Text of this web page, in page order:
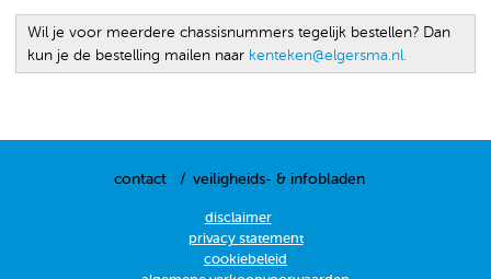
Wil je voor meerdere chassisnummers tegelijk bestellen? Dan
kun je de bestelling mailen naar kenteken@elgersma.nl.
contact veiligheids- & infobladen
disclaimer
privacy statement
cookiebeleid